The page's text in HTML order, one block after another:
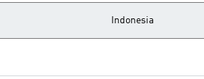
Indonesia